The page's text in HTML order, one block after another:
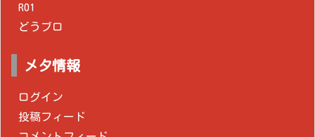
R01
どうブロ
メタ情報
ログイン
投稿フィード